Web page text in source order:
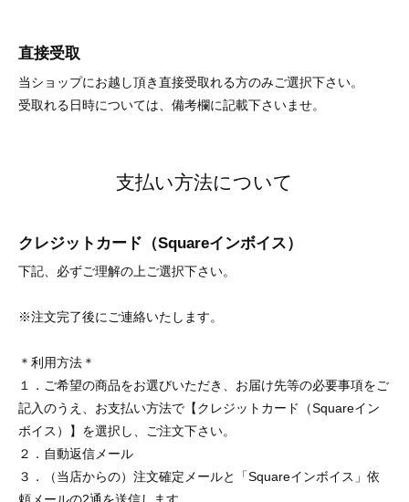
直接受取
当ショップにお越し頂き直接受取れる方のみご選択下さい。
受取れる日時については、備考欄に記載下さいませ。
支払い方法について
クレジットカード（Squareインボイス）
下記、必ずご理解の上ご選択下さい。
※注文完了後にご連絡いたします。
＊利用方法＊
１．ご希望の商品をお選びいただき、お届け先等の必要事項をご
記入のうえ、お支払い方法で【クレジットカード（Squareイン
ボイス）】を選択し、ご注文下さい。
２．自動返信メール
３．（当店からの）注文確定メールと「Squareインボイス」依